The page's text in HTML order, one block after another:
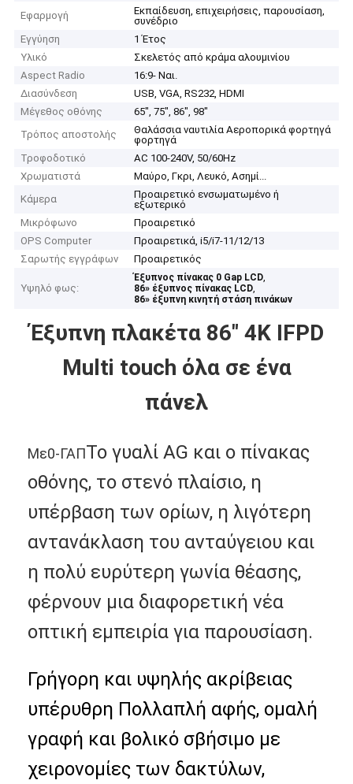
Αρχική Σελίδα
Προϊόντα
Βίντεο
Εμφάνιση VR
Σχετικά με εμάς
Γύρος εργοστασίων
Εφαρμογή
Εκπαίδευση, επιχειρήσεις, παρουσίαση,
συνέδριο
Εγγύηση
1 Έτος
Υλικό
Σκελετός από κράμα αλουμινίου
Aspect Radio
16:9- Ναι.
Διασύνδεση
USB, VGA, RS232, HDMI
Μέγεθος οθόνης
65", 75", 86", 98"
Τρόπος αποστολής
Θαλάσσια ναυτιλία Αεροπορικά φορτηγά
φορτηγά
Τροφοδοτικό
AC 100-240V, 50/60Hz
Χρωματιστά
Μαύρο, Γκρι, Λευκό, Ασημί...
Κάμερα
Προαιρετικό ενσωματωμένο ή
εξωτερικό
Μικρόφωνο
Προαιρετικό
OPS Computer
Προαιρετικά, i5/i7-11/12/13
Σαρωτής εγγράφων
Προαιρετικός
Υψηλό φως:
Έξυπνος πίνακας 0 Gap LCD,
86» έξυπνος πίνακας LCD,
86» έξυπνη κινητή στάση πινάκων
Έξυπνη πλακέτα 86" 4K IFPD
Multi touch όλα σε ένα
πάνελ
Με0-ΓΑΠΤο γυαλί AG και ο πίνακας
οθόνης, το στενό πλαίσιο, η
υπέρβαση των ορίων, η λιγότερη
αντανάκλαση του ανταύγειου και
η πολύ ευρύτερη γωνία θέασης,
φέρνουν μια διαφορετική νέα
οπτική εμπειρία για παρουσίαση.
Γρήγορη και υψηλής ακρίβειας
υπέρυθρη Πολλαπλή αφής, ομαλή
γραφή και βολικό σβήσιμο με
χειρονομίες των δακτύλων,